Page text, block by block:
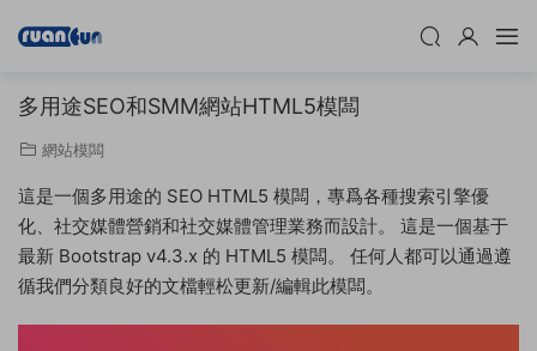
多用途SEO和SMM網站HTML5模闆
網站模闆
這是一個多用途的 SEO HTML5 模闆，專爲各種搜索引擎優
化、社交媒體營銷和社交媒體管理業務而設計。 這是一個基于
最新 Bootstrap v4.3.x 的 HTML5 模闆。 任何人都可以通過遵
循我們分類良好的文檔輕松更新/編輯此模闆。